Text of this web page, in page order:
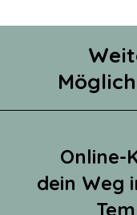
Online-
dein Weg